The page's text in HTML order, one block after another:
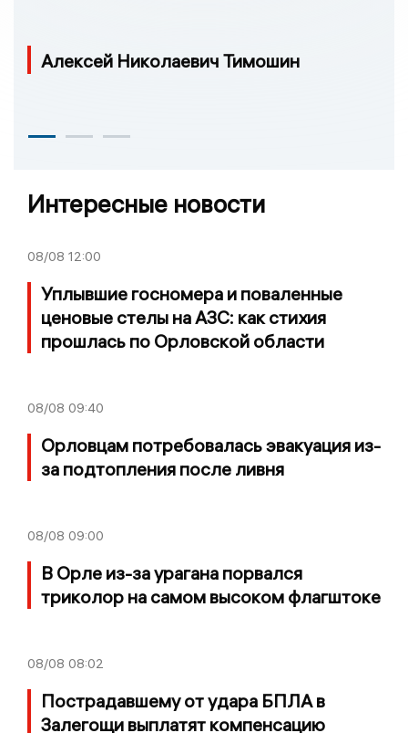
Алексей Николаевич Тимошин
Интересные новости
08/08 12:00
Уплывшие госномера и поваленные
ценовые стелы на АЗС: как стихия
прошлась по Орловской области
08/08 09:40
Орловцам потребовалась эвакуация из-
за подтопления после ливня
08/08 09:00
В Орле из-за урагана порвался
триколор на самом высоком флагштоке
08/08 08:02
Пострадавшему от удара БПЛА в
Залегощи выплатят компенсацию